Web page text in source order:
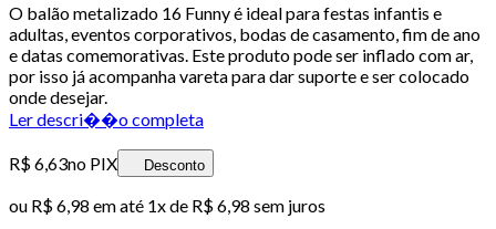
O balão metalizado 16 Funny é ideal para festas infantis e
adultas, eventos corporativos, bodas de casamento, fim de ano
e datas comemorativas. Este produto pode ser inflado com ar,
por isso já acompanha vareta para dar suporte e ser colocado
onde desejar.
Ler descri��o completa
R$ 6,63no PIX Desconto
ou R$ 6,98 em até 1x de R$ 6,98 sem juros